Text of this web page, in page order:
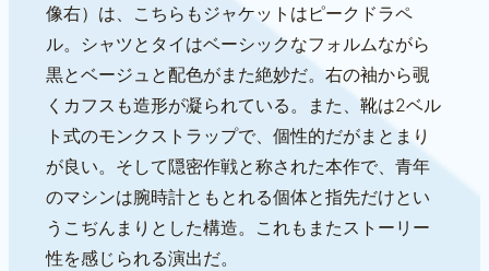
像右）は、こちらもジャケットはピークドラペ
ル。シャツとタイはベーシックなフォルムながら
黒とベージュと配色がまた絶妙だ。右の袖から覗
くカフスも造形が凝られている。また、靴は2ベル
ト式のモンクストラップで、個性的だがまとまり
が良い。そして隠密作戦と称された本作で、青年
のマシンは腕時計ともとれる個体と指先だけとい
うこぢんまりとした構造。これもまたストーリー
性を感じられる演出だ。